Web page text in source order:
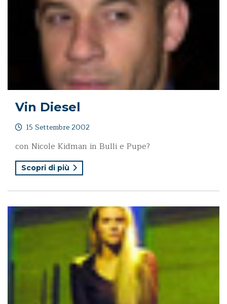
Vin Diesel
15 Settembre 2002
con Nicole Kidman in Bulli e Pupe?
Scopri di più